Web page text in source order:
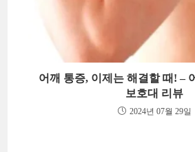
어깨 통증, 이제는 해결할 때! –
보호대 리뷰
2024년 07월 29일